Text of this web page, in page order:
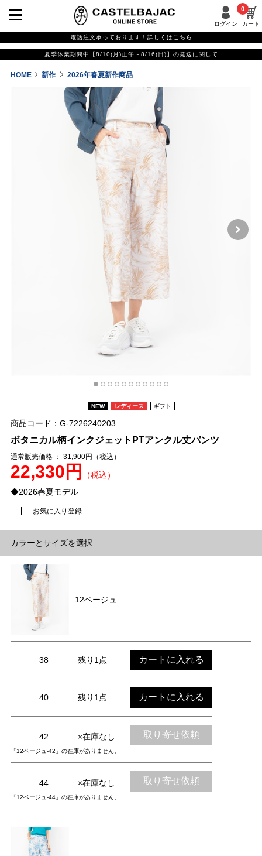
ログイン カート
0
電話注文承っております！詳しくは こちら
夏季休業期間中【8/10(月)正午～8/16(日)】の発送に関して
HOME 新作 2026年春夏新作商品
NEW レディース ギフト
商品コード：G-7226240203
ボタニカル柄インクジェットPTアンクル丈パンツ
通常販売価格 ： 31,900円（税込）
22,330円
（税込）
◆2026春夏モデル
お気に入り登録
カラーとサイズを選択
12ベージュ
38 残り1点 カートに入れる
40 残り1点 カートに入れる
42 ×在庫なし 取り寄せ依頼
「12ベージュ-42」の在庫がありません。
44 ×在庫なし 取り寄せ依頼
「12ベージュ-44」の在庫がありません。